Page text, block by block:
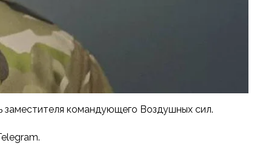
заместителя командующего Воздушных сил.